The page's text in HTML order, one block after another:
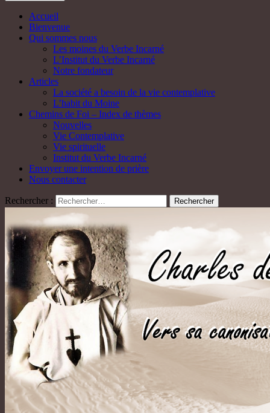
Accueil
Bienvenue
Qui sommes nous
Les moines du Verbe Incarné
L’Institut du Verbe Incarné
Notre fondateur
Articles
La société a besoin de la vie contemplative
L’habit du Moine
Chemins de Foi – Index de thèmes
Nouvelles
Vie Contemplative
Vie spirituelle
Institut du Verbe Incarné
Envoyer une intention de prière
Nous contacter
Rechercher :